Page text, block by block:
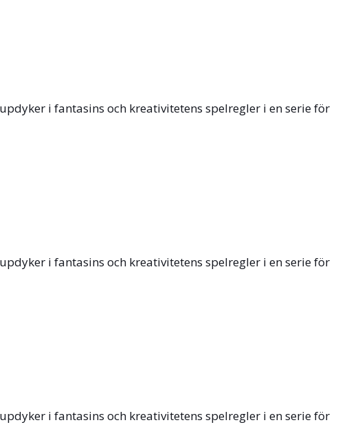
i fantasins och kreativitetens spelregler i en serie för
i fantasins och kreativitetens spelregler i en serie för
i fantasins och kreativitetens spelregler i en serie för